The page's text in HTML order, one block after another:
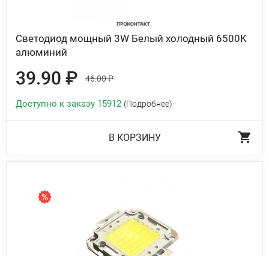
Светодиод мощный 3W Белый холодный 6500K
алюминий
39.90 ₽ 46.00 ₽
Доступно к заказу 15912 (Подробнее)
В КОРЗИНУ